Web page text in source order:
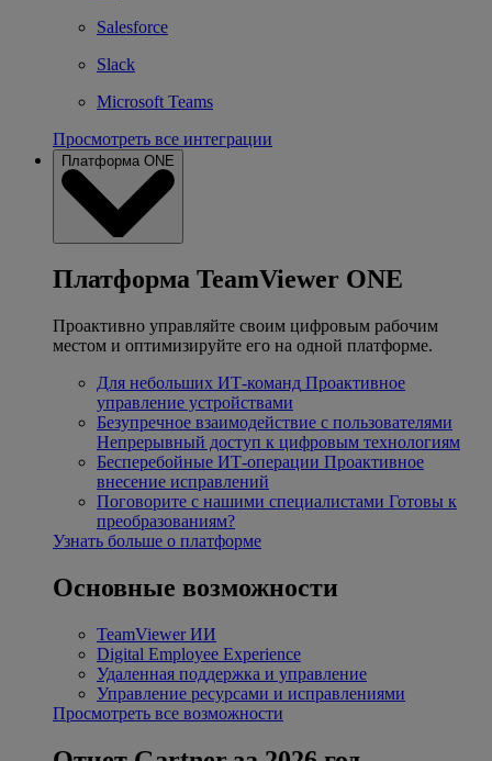
Salesforce
Slack
Microsoft Teams
Просмотреть все интеграции
Платформа ONE
Платформа TeamViewer ONE
Проактивно управляйте своим цифровым рабочим
местом и оптимизируйте его на одной платформе.
Для небольших ИТ-команд Проактивное
управление устройствами
Безупречное взаимодействие с пользователями
Непрерывный доступ к цифровым технологиям
Бесперебойные ИТ-операции Проактивное
внесение исправлений
Поговорите с нашими специалистами Готовы к
преобразованиям?
Узнать больше о платформе
Основные возможности
TeamViewer ИИ
Digital Employee Experience
Удаленная поддержка и управление
Управление ресурсами и исправлениями
Просмотреть все возможности